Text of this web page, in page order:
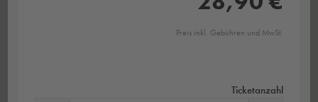
Preis inkl. Gebühren und MwSt.
Ticketanzahl